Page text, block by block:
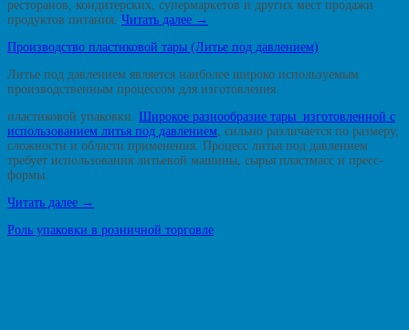
ресторанов, кондитерских, супермаркетов и других мест продажи
продуктов питания. Читать далее →
Производство пластиковой тары (Литье под давлением)
Литье под давлением является наиболее широко используемым
производственным процессом для изготовления
пластиковой упаковки. Широкое разнообразие тары изготовленной с
использованием литья под давлением, сильно различается по размеру,
сложности и области применения. Процесс литья под давлением
требует использования литьевой машины, сырья пластмасс и пресс-
формы.
Читать далее →
Роль упаковки в розничной торговле